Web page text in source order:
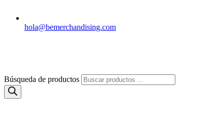
hola@bemerchandising.com
Búsqueda de productos